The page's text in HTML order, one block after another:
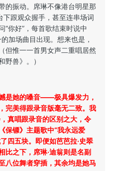
的振动。席琳不像港台明星那
下跟观众握手，甚至连串场词
“你好”，每首歌结束时说中
加场曲目出现。想来也是，
但惟一一首男女声二重唱居然
野兽》。）
是她的嗓音——极具爆发力，
完美得跟录音版毫无二致。我
真唱跟录音的区别之大，令
保镖》主题歌中“我永远爱
四五块。即便如芭芭拉·史翠
比之下，席琳·迪翁则是名副
八位舞者穿插，其余均是她马